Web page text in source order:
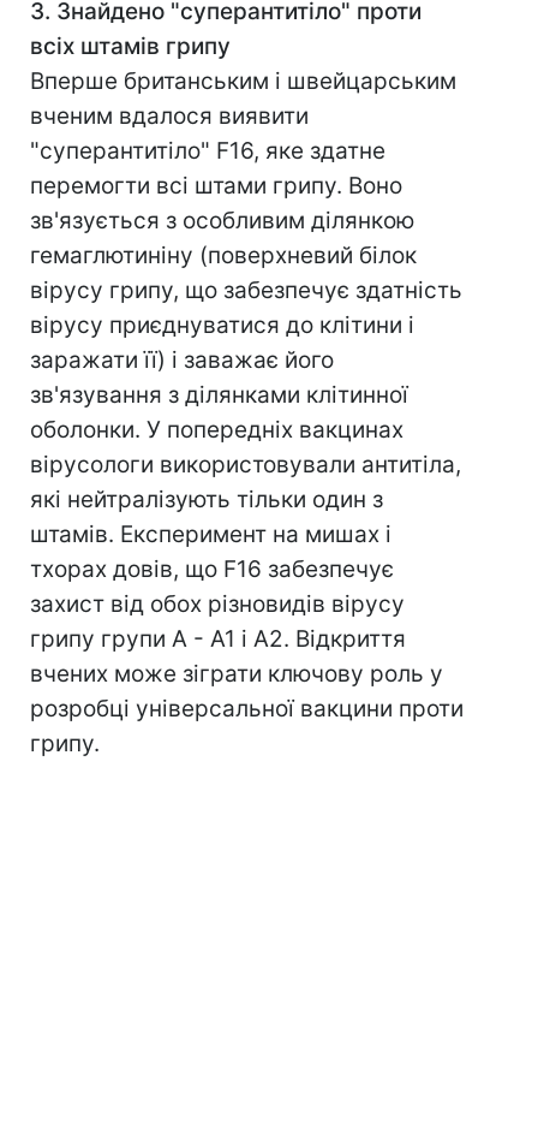
3. Знайдено "суперантитіло" проти
всіх штамів грипу
Вперше британським і швейцарським
вченим вдалося виявити
"суперантитіло" F16, яке здатне
перемогти всі штами грипу. Воно
зв'язується з особливим ділянкою
гемаглютиніну (поверхневий білок
вірусу грипу, що забезпечує здатність
вірусу приєднуватися до клітини і
заражати її) і заважає його
зв'язування з ділянками клітинної
оболонки. У попередніх вакцинах
вірусологи використовували антитіла,
які нейтралізують тільки один з
штамів. Експеримент на мишах і
тхорах довів, що F16 забезпечує
захист від обох різновидів вірусу
грипу групи А - А1 і А2. Відкриття
вчених може зіграти ключову роль у
розробці універсальної вакцини проти
грипу.